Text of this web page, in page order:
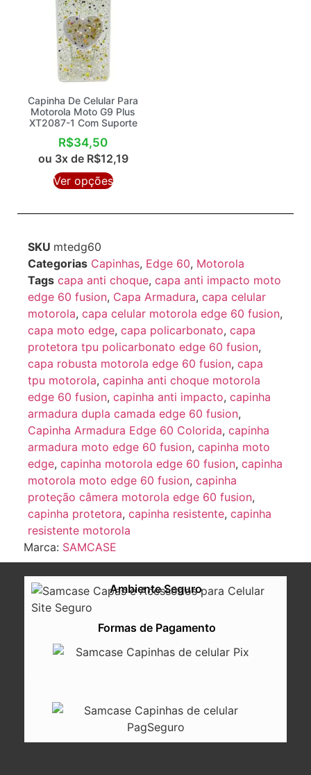
Capinha De Celular Para
Motorola Moto G9 Plus
XT2087-1 Com Suporte
R$34,50
ou 3x de R$12,19
Ver opções
SKU mtedg60
Categorias Capinhas, Edge 60, Motorola
Tags capa anti choque, capa anti impacto moto
edge 60 fusion, Capa Armadura, capa celular
motorola, capa celular motorola edge 60 fusion,
capa moto edge, capa policarbonato, capa
protetora tpu policarbonato edge 60 fusion,
capa robusta motorola edge 60 fusion, capa
tpu motorola, capinha anti choque motorola
edge 60 fusion, capinha anti impacto, capinha
armadura dupla camada edge 60 fusion,
Capinha Armadura Edge 60 Colorida, capinha
armadura moto edge 60 fusion, capinha moto
edge, capinha motorola edge 60 fusion, capinha
motorola moto edge 60 fusion, capinha
proteção câmera motorola edge 60 fusion,
capinha protetora, capinha resistente, capinha
resistente motorola
Marca: SAMCASE
Ambiente Seguro
Formas de Pagamento